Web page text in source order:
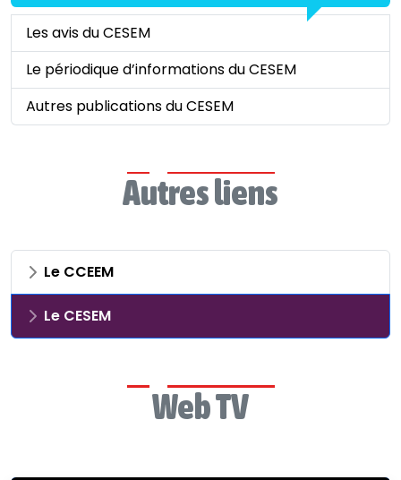
Les avis du CESEM
Le périodique d’informations du CESEM
Autres publications du CESEM
Autres liens
Le CCEEM
Le CESEM
Web TV